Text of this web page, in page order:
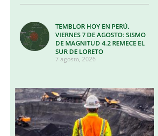
TEMBLOR HOY EN PERÚ,
VIERNES 7 DE AGOSTO: SISMO
DE MAGNITUD 4.2 REMECE EL
SUR DE LORETO
7 agosto, 2026